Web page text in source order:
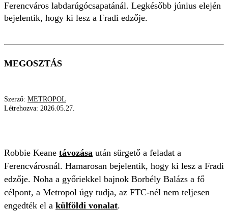
Ferencváros labdarúgócsapatánál. Legkésőbb június elején
bejelentik, hogy ki lesz a Fradi edzője.
MEGOSZTÁS
Szerző: METROPOL
Létrehozva: 2026.05.27.
Robbie Keane távozása után sürgető a feladat a
Ferencvárosnál. Hamarosan bejelentik, hogy ki lesz a Fradi
edzője. Noha a győriekkel bajnok Borbély Balázs a fő
célpont, a Metropol úgy tudja, az FTC-nél nem teljesen
engedték el a külföldi vonalat.